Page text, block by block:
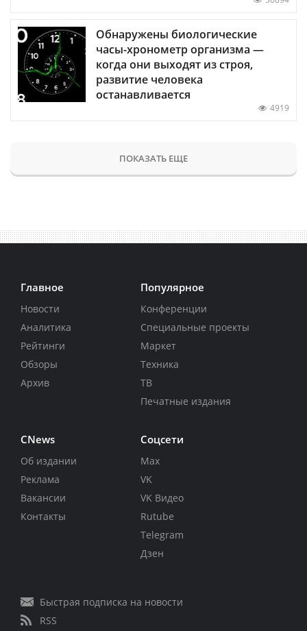
Обнаружены биологические
часы-хронометр организма —
когда они выходят из строя,
развитие человека
останавливается
4919
ПОКАЗАТЬ ЕЩЕ
Главное
Новости
Аналитика
Рейтинги
Обзоры
Архив
Популярное
Конференции
Специальные проекты
Маркет
Техника
ТВ
Печатные издания
CNews
Об издании
Реклама
Вакансии
Контакты
Соцсети
Max
VK
VK Видео
Rutube
Telegram
Дзен
Быстрая подписка на новости
RSS